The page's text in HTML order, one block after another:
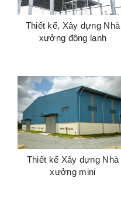
Thiết kế, Xây dựng Nhà
xưởng đông lạnh
Thiết kế Xây dựng Nhà
xưởng mini